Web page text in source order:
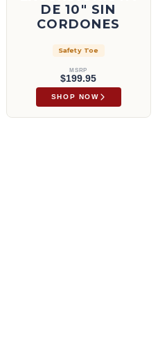
DE 10" SIN
CORDONES
Safety Toe
MSRP
$199.95
SHOP NOW